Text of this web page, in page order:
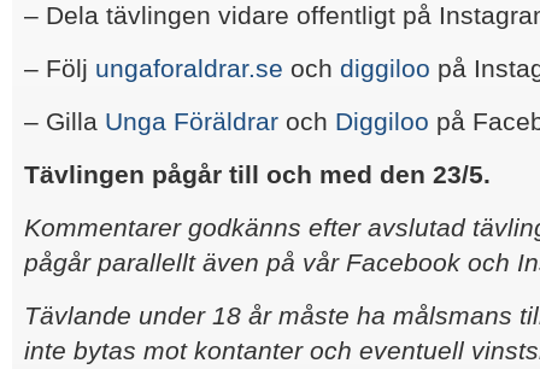
– Dela tävlingen vidare offentligt på
– Följ ungaforaldrar.se och diggiloo på
– Gilla Unga Föräldrar och Diggiloo på
Tävlingen pågår till och med den 23/5.
Kommentarer godkänns efter avslutad
pågår parallellt även på vår Facebook och
Tävlande under 18 år måste ha målsmans
inte bytas mot kontanter och eventuell